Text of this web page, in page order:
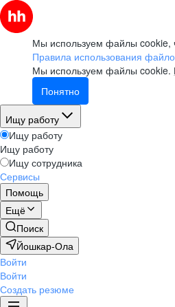
Мы используем файлы cookie,
Правила использования
Мы используем файлы cookie.
Понятно
Ищу работу
Ищу работу
Ищу работу
Ищу сотрудника
Сервисы
Помощь
Ещё
Поиск
Йошкар-Ола
Войти
Войти
Создать резюме